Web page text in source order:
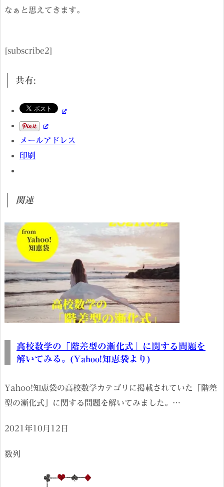
なぁと思えてきます。
[subscribe2]
共有:
メールアドレス
印刷
関連
高校数学の「階差型の漸化式」に関する問題を
解いてみる。(Yahoo!知恵袋より)
Yahoo!知恵袋の高校数学カテゴリに掲載されていた「階差
型の漸化式」に関する問題を解いてみました。…
2021年10月12日
数列